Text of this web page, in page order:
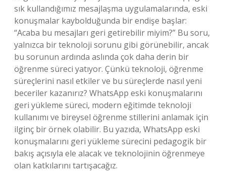
sık kullandığımız mesajlaşma uygulamalarında, eski
konuşmalar kaybolduğunda bir endişe başlar:
“Acaba bu mesajları geri getirebilir miyim?” Bu soru,
yalnızca bir teknoloji sorunu gibi görünebilir, ancak
bu sorunun ardında aslında çok daha derin bir
öğrenme süreci yatıyor. Çünkü teknoloji, öğrenme
süreçlerini nasıl etkiler ve bu süreçlerde nasıl yeni
beceriler kazanırız? WhatsApp eski konuşmalarını
geri yükleme süreci, modern eğitimde teknoloji
kullanımı ve bireysel öğrenme stillerini anlamak için
ilginç bir örnek olabilir. Bu yazıda, WhatsApp eski
konuşmalarını geri yükleme sürecini pedagogik bir
bakış açısıyla ele alacak ve teknolojinin öğrenmeye
olan katkılarını tartışacağız.